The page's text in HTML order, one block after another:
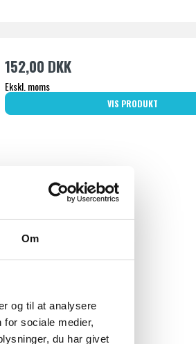
Om
og til at analysere
sociale medier,
du har givet
152,00 DKK
Ekskl. moms
VIS PRODUKT